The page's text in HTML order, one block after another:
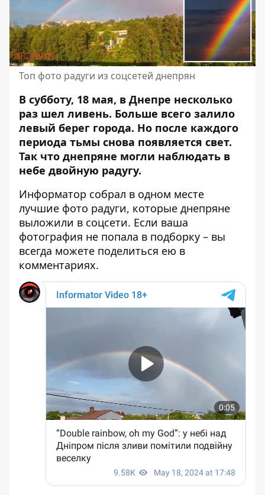
Топ фото радуги из соцсетей днепрян
В субботу, 18 мая, в Днепре несколько
раз шел ливень. Больше всего залило
левый берег города. Но после каждого
периода тьмы снова появляется свет.
Так что днепряне могли наблюдать в
небе двойную радугу.
Информатор собрал в одном месте
лучшие фото радуги, которые днепряне
выложили в соцсети. Если ваша
фотография не попала в подборку – вы
всегда можете поделиться ею в
комментариях.